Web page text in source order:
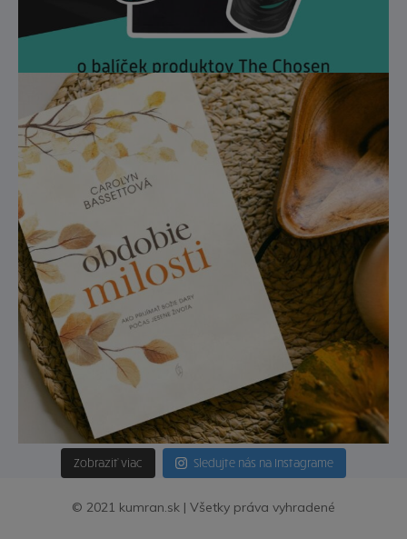
Zobraziť viac Sledujte nás na Instagrame
© 2021 kumran.sk | Všetky práva vyhradené